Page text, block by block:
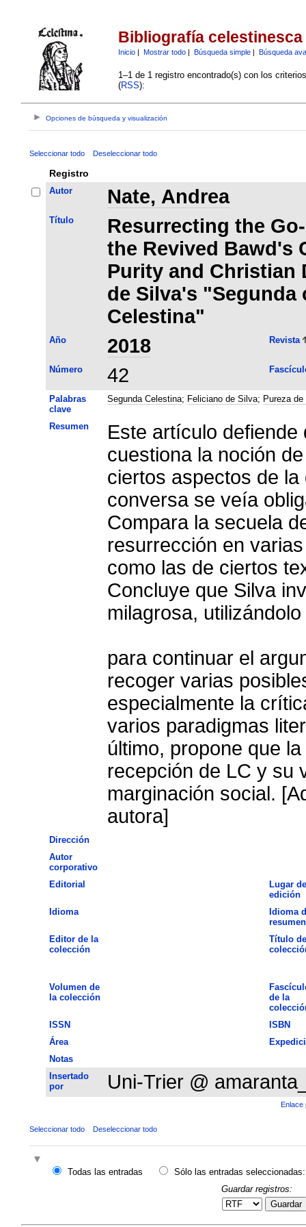
Bibliografía celestinesca
Inicio| Mostrar todo| Búsqueda simple| Búsqueda
1–1 de 1 registro encontrado(s) con los
(RSS):
Opciones de búsqueda y visualización
Seleccionar todo Deseleccionar todo
Registro
Autor Nate, Andrea
Título
Resurrecting the
the Revived Bawd's
Purity and Christian
de Silva's "Segunda
Celestina"
Año 2018 Revista
Número 42
Palabras
clave
Segunda Celestina; Feliciano de Silva; Pureza de
Resumen
Este artículo
cuestiona la noción
ciertos aspectos de
conversa se veía
Compara la secuela
resurrección en
como las de ciertos
Concluye que Silva
milagrosa,
para continuar el
recoger varias
especialmente la
varios paradigmas
último, propone que
recepción de LC y su
marginación social.
autora]
Dirección
Autor
corporativo
Editorial
Lugar de
edición
Idioma
Idioma
resumen
Editor de la
colección
Título
Volumen de
la colección
de la
ISSN
ISBN
Área
Notas
Insertado
por
Uni-Trier @
Enlace
Seleccionar todo Deseleccionar todo
Todas las entradas
Sólo las entradas seleccionadas:
Guardar registros:
Guardar